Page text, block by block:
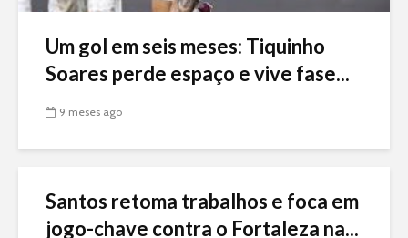
Um gol em seis meses: Tiquinho
Soares perde espaço e vive fase...
9 meses ago
Santos retoma trabalhos e foca em
jogo-chave contra o Fortaleza na...